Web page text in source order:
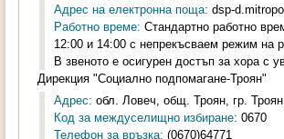
Адрес на електронна поща: dsp-
Работно време: Стандартно работно
12:00 и 14:00 с непрекъсваем режим на
В звеното е осигурен достъп за хора с
Дирекция "Социално подпомагане-Троян"
Адрес: обл. Ловеч, общ. Троян, гр.
Код за междуселищно избиране: 0670
Телефон за връзка: (0670)64771